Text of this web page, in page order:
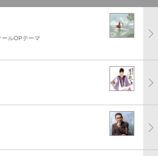
ルOPテーマ